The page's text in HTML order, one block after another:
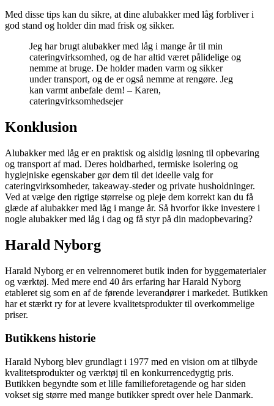
Med disse tips kan du sikre, at dine alubakker med låg forbliver i
god stand og holder din mad frisk og sikker.
Jeg har brugt alubakker med låg i mange år til min
cateringvirksomhed, og de har altid været pålidelige og
nemme at bruge. De holder maden varm og sikker
under transport, og de er også nemme at rengøre. Jeg
kan varmt anbefale dem! – Karen,
cateringvirksomhedsejer
Konklusion
Alubakker med låg er en praktisk og alsidig løsning til opbevaring
og transport af mad. Deres holdbarhed, termiske isolering og
hygiejniske egenskaber gør dem til det ideelle valg for
cateringvirksomheder, takeaway-steder og private husholdninger.
Ved at vælge den rigtige størrelse og pleje dem korrekt kan du få
glæde af alubakker med låg i mange år. Så hvorfor ikke investere i
nogle alubakker med låg i dag og få styr på din madopbevaring?
Harald Nyborg
Harald Nyborg er en velrennomeret butik inden for byggematerialer
og værktøj. Med mere end 40 års erfaring har Harald Nyborg
etableret sig som en af de førende leverandører i markedet. Butikken
har et stærkt ry for at levere kvalitetsprodukter til overkommelige
priser.
Butikkens historie
Harald Nyborg blev grundlagt i 1977 med en vision om at tilbyde
kvalitetsprodukter og værktøj til en konkurrencedygtig pris.
Butikken begyndte som et lille familieforetagende og har siden
vokset sig større med mange butikker spredt over hele Danmark.